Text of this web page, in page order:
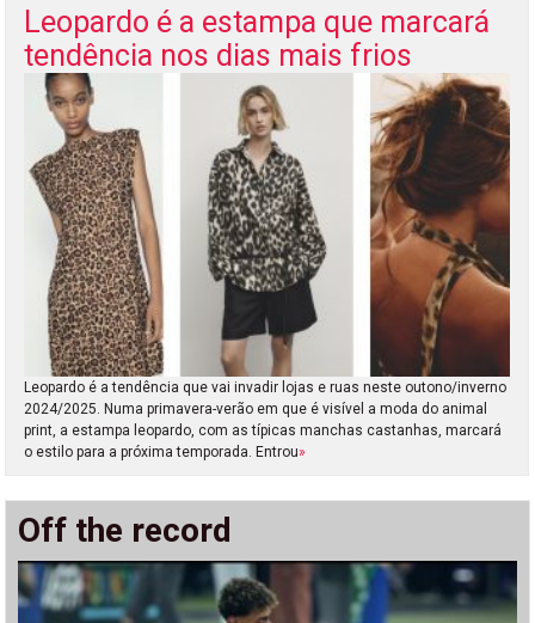
Leopardo é a estampa que marcará
tendência nos dias mais frios
Leopardo é a tendência que vai invadir lojas e ruas neste outono/inverno
2024/2025. Numa primavera-verão em que é visível a moda do animal
print, a estampa leopardo, com as típicas manchas castanhas, marcará
o estilo para a próxima temporada. Entrou»
Off the record